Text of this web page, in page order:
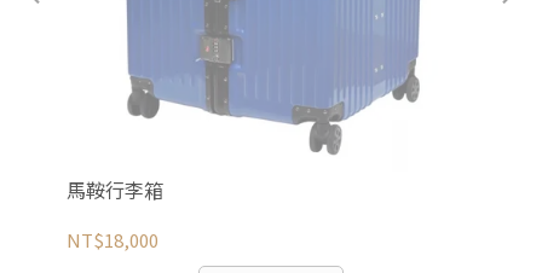
馬鞍行李箱
NT$18,000